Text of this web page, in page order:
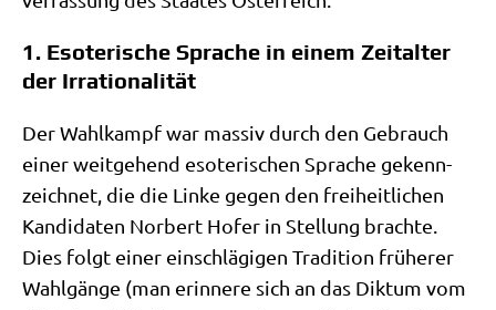
1. Esoterische Sprache in einem Zeitalter
der Irrationalität
Der Wahl­kampf war mas­siv durch den Gebrauch
einer weit­ge­hend eso­te­ri­schen Spra­che gekenn­
zeich­net, die die Lin­ke gegen den frei­heit­li­chen
Kan­di­da­ten Nor­bert Hofer in Stel­lung brach­te.
Dies folgt einer ein­schlä­gi­gen Tra­di­ti­on frü­he­rer
Wahl­gän­ge (man erin­ne­re sich an das Dik­tum vom